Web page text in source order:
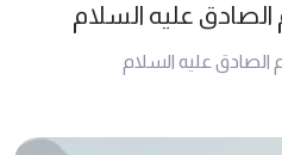
الصادق عليه السلام
الصادق عليه السلام